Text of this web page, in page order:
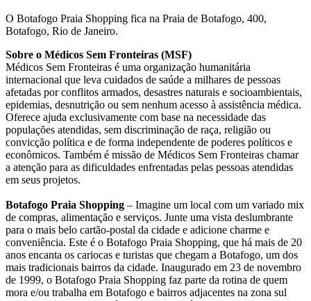
O Botafogo Praia Shopping fica na Praia de Botafogo, 400,
Botafogo, Rio de Janeiro.
Sobre o Médicos Sem Fronteiras (MSF)
Médicos Sem Fronteiras é uma organização humanitária
internacional que leva cuidados de saúde a milhares de pessoas
afetadas por conflitos armados, desastres naturais e socioambientais,
epidemias, desnutrição ou sem nenhum acesso à assistência médica.
Oferece ajuda exclusivamente com base na necessidade das
populações atendidas, sem discriminação de raça, religião ou
convicção política e de forma independente de poderes políticos e
econômicos. Também é missão de Médicos Sem Fronteiras chamar
a atenção para as dificuldades enfrentadas pelas pessoas atendidas
em seus projetos.
Botafogo Praia Shopping – Imagine um local com um variado mix
de compras, alimentação e serviços. Junte uma vista deslumbrante
para o mais belo cartão-postal da cidade e adicione charme e
conveniência. Este é o Botafogo Praia Shopping, que há mais de 20
anos encanta os cariocas e turistas que chegam a Botafogo, um dos
mais tradicionais bairros da cidade. Inaugurado em 23 de novembro
de 1999, o Botafogo Praia Shopping faz parte da rotina de quem
mora e/ou trabalha em Botafogo e bairros adjacentes na zona sul